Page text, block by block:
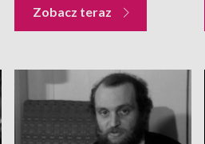
Zobacz teraz